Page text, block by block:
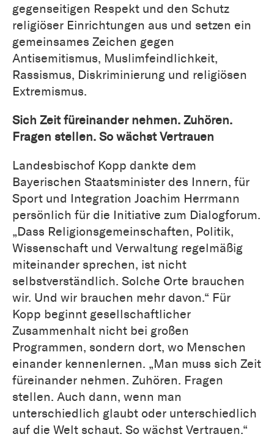
gegenseitigen Respekt und den Schutz
religiöser Einrichtungen aus und setzen ein
gemeinsames Zeichen gegen
Antisemitismus, Muslimfeindlichkeit,
Rassismus, Diskriminierung und religiösen
Extremismus.
Sich Zeit füreinander nehmen. Zuhören.
Fragen stellen. So wächst Vertrauen
Landesbischof Kopp dankte dem
Bayerischen Staatsminister des Innern, für
Sport und Integration Joachim Herrmann
persönlich für die Initiative zum Dialogforum.
„Dass Religionsgemeinschaften, Politik,
Wissenschaft und Verwaltung regelmäßig
miteinander sprechen, ist nicht
selbstverständlich. Solche Orte brauchen
wir. Und wir brauchen mehr davon.“ Für
Kopp beginnt gesellschaftlicher
Zusammenhalt nicht bei großen
Programmen, sondern dort, wo Menschen
einander kennenlernen. „Man muss sich Zeit
füreinander nehmen. Zuhören. Fragen
stellen. Auch dann, wenn man
unterschiedlich glaubt oder unterschiedlich
auf die Welt schaut. So wächst Vertrauen.“